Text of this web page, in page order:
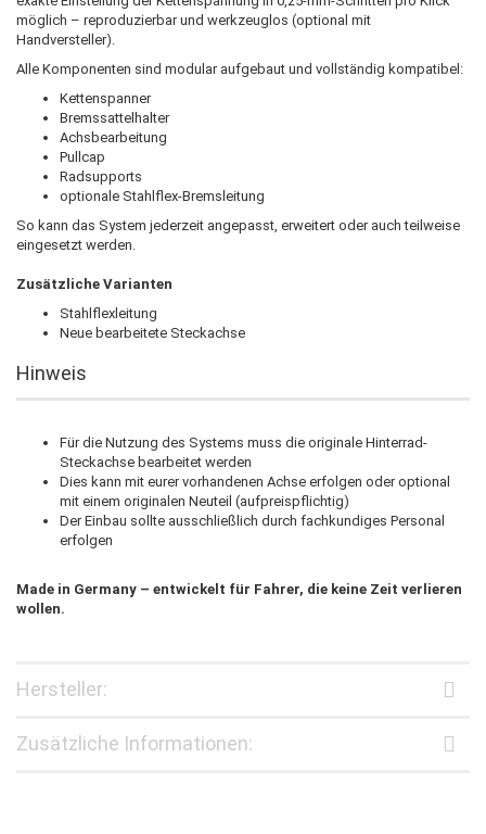
möglich – reproduzierbar und werkzeuglos (optional mit
Handversteller).
Alle Komponenten sind modular aufgebaut und vollständig kompatibel:
Kettenspanner
Bremssattelhalter
Achsbearbeitung
Pullcap
Radsupports
optionale Stahlflex-Bremsleitung
So kann das System jederzeit angepasst, erweitert oder auch teilweise
eingesetzt werden.
Zusätzliche Varianten
Stahlflexleitung
Neue bearbeitete Steckachse
Hinweis
Für die Nutzung des Systems muss die originale Hinterrad-
Steckachse bearbeitet werden
Dies kann mit eurer vorhandenen Achse erfolgen oder optional
mit einem originalen Neuteil (aufpreispflichtig)
Der Einbau sollte ausschließlich durch fachkundiges Personal
erfolgen
Made in Germany – entwickelt für Fahrer, die keine Zeit verlieren
wollen.
Hersteller:
Zusätzliche Informationen: